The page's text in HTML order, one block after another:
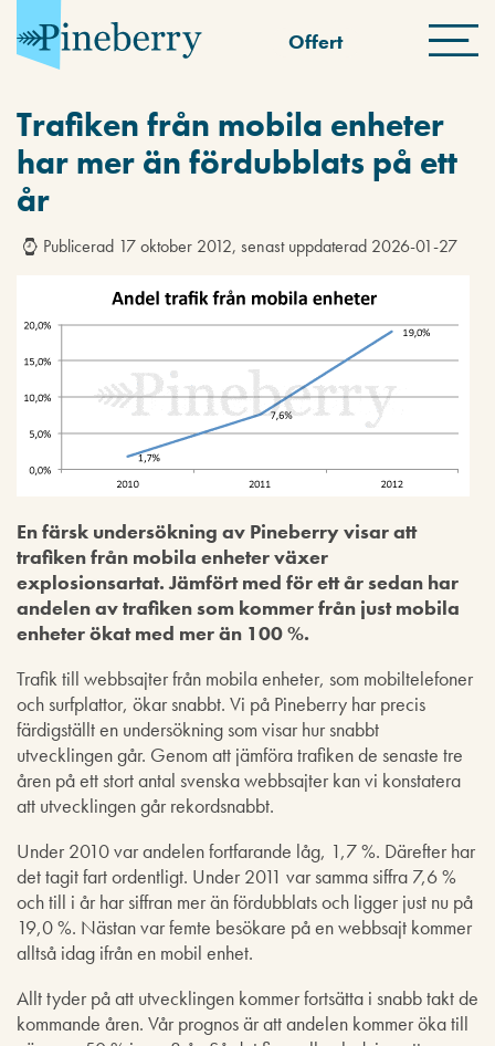
Offert
Trafiken från mobila enheter
har mer än fördubblats på ett
år
Publicerad 17 oktober 2012, senast uppdaterad 2026-01-27
En färsk undersökning av Pineberry visar att
trafiken från mobila enheter växer
explosionsartat. Jämfört med för ett år sedan har
andelen av trafiken som kommer från just mobila
enheter ökat med mer än 100 %.
Trafik till webbsajter från mobila enheter, som mobiltelefoner
och surfplattor, ökar snabbt. Vi på Pineberry har precis
färdigställt en undersökning som visar hur snabbt
utvecklingen går. Genom att jämföra trafiken de senaste tre
åren på ett stort antal svenska webbsajter kan vi konstatera
att utvecklingen går rekordsnabbt.
Under 2010 var andelen fortfarande låg, 1,7 %. Därefter har
det tagit fart ordentligt. Under 2011 var samma siffra 7,6 %
och till i år har siffran mer än fördubblats och ligger just nu på
19,0 %. Nästan var femte besökare på en webbsajt kommer
alltså idag ifrån en mobil enhet.
Allt tyder på att utvecklingen kommer fortsätta i snabb takt de
kommande åren. Vår prognos är att andelen kommer öka till